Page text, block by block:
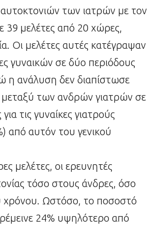
των ιατρών με τον
39 μελέτες από 20 χώρες,
Οι μελέτες αυτές κατέγραψαν
γυναικών σε δύο περιόδους
η ανάλυση δεν διαπίστωσε
των ανδρών γιατρών σε
τις γυναίκες γιατρούς
από αυτόν του γενικού
μελέτες, οι ερευνητές
τόσο στους άνδρες, όσο
χρόνου. Ωστόσο, το ποσοστό
24% υψηλότερο από